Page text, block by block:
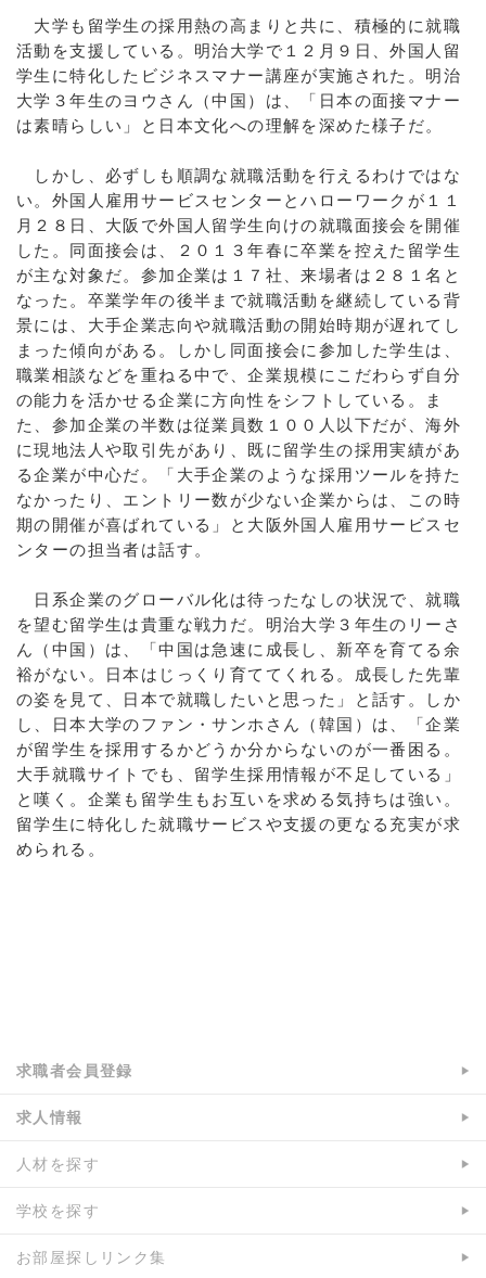
大学も留学生の採用熱の高まりと共に、積極的に就職
活動を支援している。明治大学で１２月９日、外国人留
学生に特化したビジネスマナー講座が実施された。明治
大学３年生のヨウさん（中国）は、「日本の面接マナー
は素晴らしい」と日本文化への理解を深めた様子だ。
しかし、必ずしも順調な就職活動を行えるわけではな
い。外国人雇用サービスセンターとハローワークが１１
月２８日、大阪で外国人留学生向けの就職面接会を開催
した。同面接会は、２０１３年春に卒業を控えた留学生
が主な対象だ。参加企業は１７社、来場者は２８１名と
なった。卒業学年の後半まで就職活動を継続している背
景には、大手企業志向や就職活動の開始時期が遅れてし
まった傾向がある。しかし同面接会に参加した学生は、
職業相談などを重ねる中で、企業規模にこだわらず自分
の能力を活かせる企業に方向性をシフトしている。ま
た、参加企業の半数は従業員数１００人以下だが、海外
に現地法人や取引先があり、既に留学生の採用実績があ
る企業が中心だ。「大手企業のような採用ツールを持た
なかったり、エントリー数が少ない企業からは、この時
期の開催が喜ばれている」と大阪外国人雇用サービスセ
ンターの担当者は話す。
日系企業のグローバル化は待ったなしの状況で、就職
を望む留学生は貴重な戦力だ。明治大学３年生のリーさ
ん（中国）は、「中国は急速に成長し、新卒を育てる余
裕がない。日本はじっくり育ててくれる。成長した先輩
の姿を見て、日本で就職したいと思った」と話す。しか
し、日本大学のファン・サンホさん（韓国）は、「企業
が留学生を採用するかどうか分からないのが一番困る。
大手就職サイトでも、留学生採用情報が不足している」
と嘆く。企業も留学生もお互いを求める気持ちは強い。
留学生に特化した就職サービスや支援の更なる充実が求
められる。
求職者会員登録
求人情報
人材を探す
学校を探す
お部屋探しリンク集